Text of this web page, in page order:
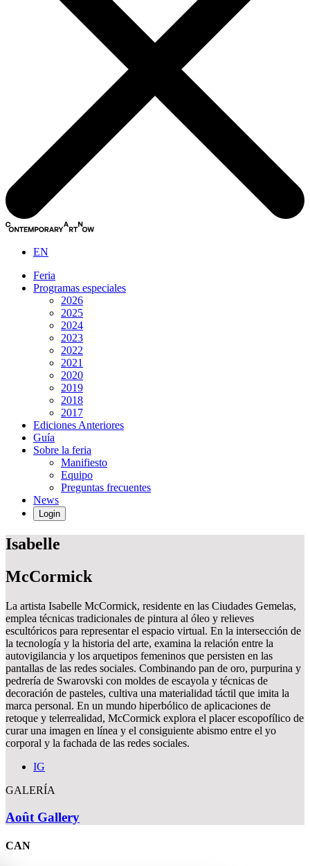
EN
Feria
Programas especiales
2026
2025
2024
2023
2022
2021
2020
2019
2018
2017
Ediciones Anteriores
Guía
Sobre la feria
Manifiesto
Equipo
Preguntas frecuentes
News
Login
Isabelle
McCormick
La artista Isabelle McCormick, residente en las Ciudades Gemelas,
emplea técnicas tradicionales de pintura al óleo y relieves
escultóricos para representar el espacio virtual. En la intersección de
la tecnología y la historia del arte, examina la relación entre la
autovigilancia y los arquetipos femeninos que persisten en las
pantallas de las redes sociales. Combinando pan de oro, purpurina y
pedrería de Swarovski con moldes de escayola y técnicas de
decoración de pasteles, cultiva una materialidad táctil que imita la
marca personal. En un mundo hiperbólico de aplicaciones de
retoque y telerrealidad, McCormick explora el placer escopofílico de
curar una imagen en línea y el consiguiente abismo entre el yo
corporal y la fachada de las redes sociales.
IG
GALERÍA
Août Gallery
CAN